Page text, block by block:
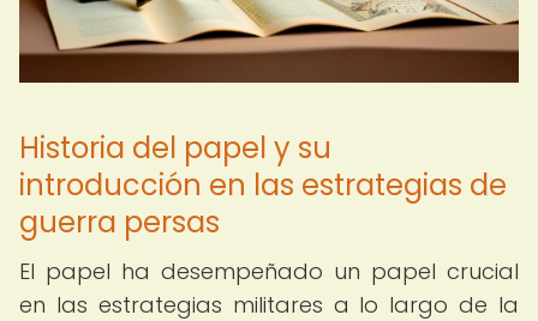
Historia del papel y su
introducción en las estrategias de
guerra persas
El papel ha desempeñado un papel crucial
en las estrategias militares a lo largo de la